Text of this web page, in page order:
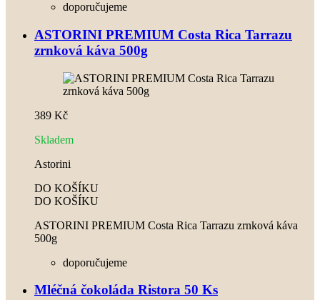
doporučujeme
ASTORINI PREMIUM Costa Rica Tarrazu
zrnková káva 500g
389 Kč
Skladem
Astorini
DO KOŠÍKU
DO KOŠÍKU
ASTORINI PREMIUM Costa Rica Tarrazu zrnková káva
500g
doporučujeme
Mléčná čokoláda Ristora 50 Ks